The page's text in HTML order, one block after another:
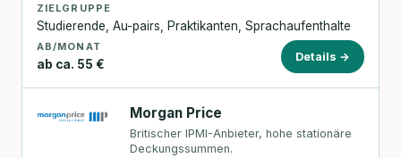
ZIELGRUPPE
Studierende, Au-pairs, Praktikanten, Sprachaufenthalte
AB/MONAT
ab ca. 55 €
Details →
Morgan Price
Britischer IPMI-Anbieter, hohe stationäre
Deckungssummen.